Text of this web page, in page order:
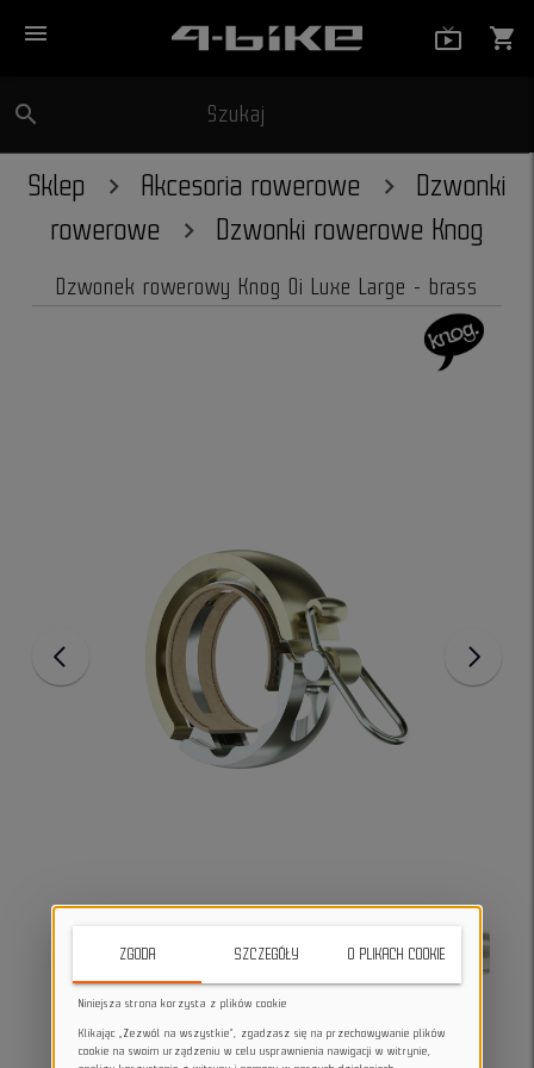
menu shopping_cart
search Szukaj
Sklep Akcesoria rowerowe
Dzwonki
rowerowe
Dzwonki rowerowe Knog
Dzwonek rowerowy Knog Oi Luxe Large - brass
ZGODA SZCZEGÓŁY O PLIKACH COOKIE
Niniejsza strona korzysta z plików cookie
Klikając „Zezwól na wszystkie”, zgadzasz się na przechowywanie plików
cookie na swoim urządzeniu w celu usprawnienia nawigacji w witrynie,